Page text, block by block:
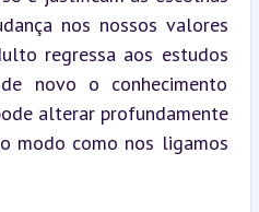
nos nossos valores
regressa aos estudos
novo o conhecimento
alterar profundamente
modo como nos ligamos